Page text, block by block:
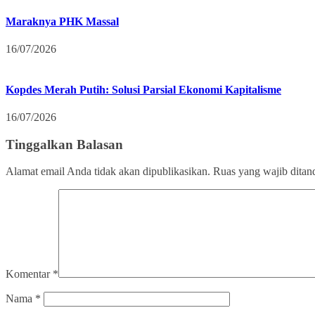
Maraknya PHK Massal
16/07/2026
Kopdes Merah Putih: Solusi Parsial Ekonomi Kapitalisme
16/07/2026
Tinggalkan Balasan
Alamat email Anda tidak akan dipublikasikan. Ruas yang wajib
Komentar *
Nama *